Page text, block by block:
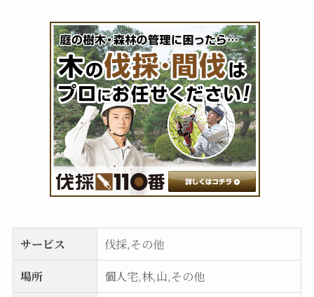
サービス
伐採,その他
場所
個人宅,林,山,その他